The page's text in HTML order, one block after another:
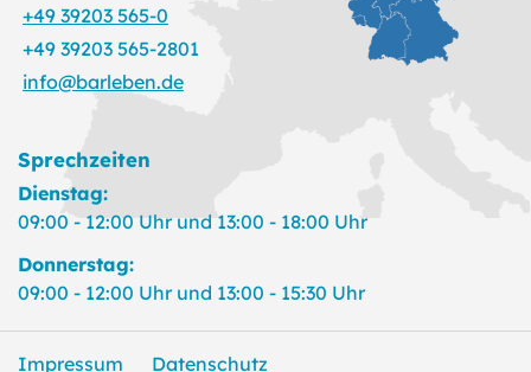
+49 39203 565-0
+49 39203 565-2801
info@barleben.de
Sprechzeiten
Dienstag:
09:00 - 12:00 Uhr und 13:00 - 18:00 Uhr
Donnerstag:
09:00 - 12:00 Uhr und 13:00 - 15:30 Uhr
Impressum Datenschutz